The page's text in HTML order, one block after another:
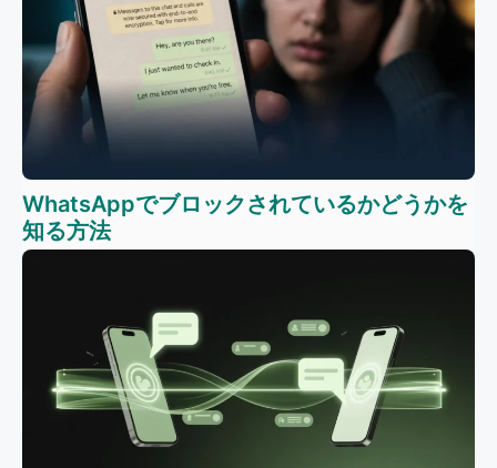
WhatsAppでブロックされているかどうかを
知る方法